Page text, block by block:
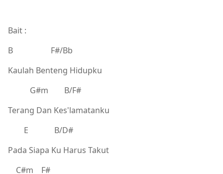
Bait :
B F#/Bb
Kaulah Benteng Hidupku
G#m B/F#
Terang Dan Kes'lamatanku
E B/D#
Pada Siapa Ku Harus Takut
C#m F#